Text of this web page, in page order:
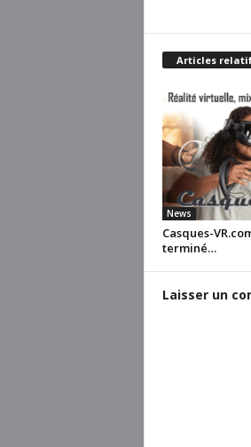
Articles
News
Casques-
terminé…
Laisser un